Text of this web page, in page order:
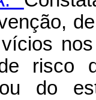
risco
do